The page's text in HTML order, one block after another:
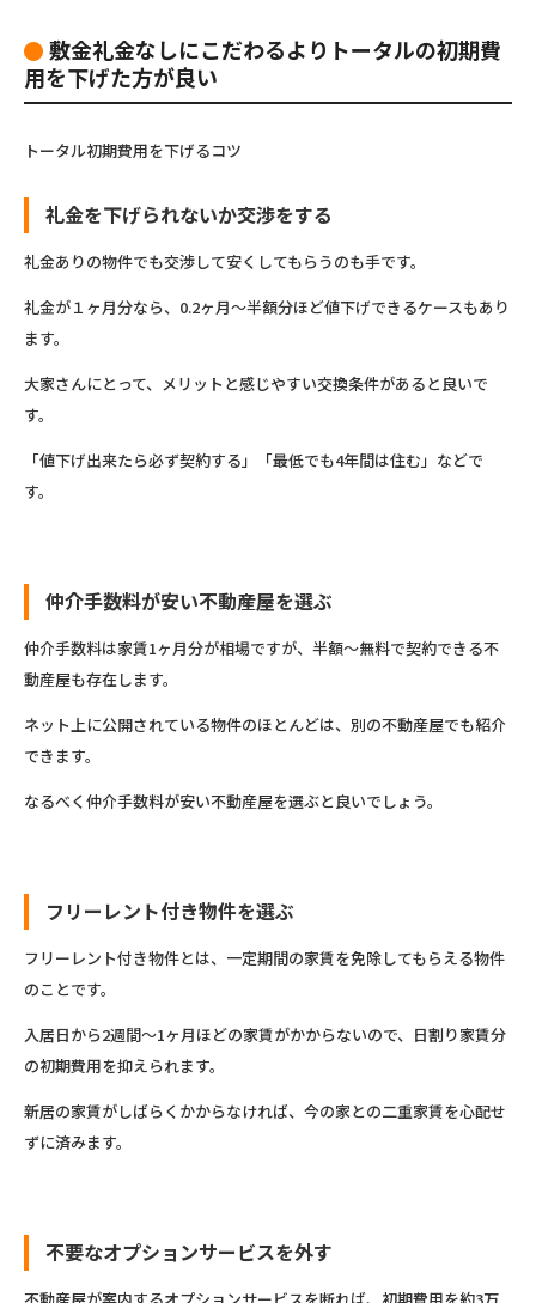
敷金礼金なしにこだわるよりトータルの初期費
用を下げた方が良い
トータル初期費用を下げるコツ
礼金を下げられないか交渉をする
礼金ありの物件でも交渉して安くしてもらうのも手です。
礼金が１ヶ月分なら、0.2ヶ月～半額分ほど値下げできるケースもあり
ます。
大家さんにとって、メリットと感じやすい交換条件があると良いで
す。
「値下げ出来たら必ず契約する」「最低でも4年間は住む」などで
す。
仲介手数料が安い不動産屋を選ぶ
仲介手数料は家賃1ヶ月分が相場ですが、半額～無料で契約できる不
動産屋も存在します。
ネット上に公開されている物件のほとんどは、別の不動産屋でも紹介
できます。
なるべく仲介手数料が安い不動産屋を選ぶと良いでしょう。
フリーレント付き物件を選ぶ
フリーレント付き物件とは、一定期間の家賃を免除してもらえる物件
のことです。
入居日から2週間～1ヶ月ほどの家賃がかからないので、日割り家賃分
の初期費用を抑えられます。
新居の家賃がしばらくかからなければ、今の家との二重家賃を心配せ
ずに済みます。
不要なオプションサービスを外す